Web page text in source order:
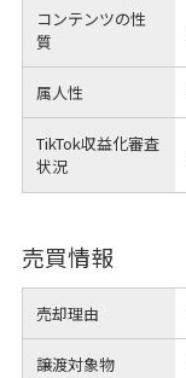
コンテンツの性
質
属人性
TikTok収益化審査
状況
売買情報
売却理由
譲渡対象物